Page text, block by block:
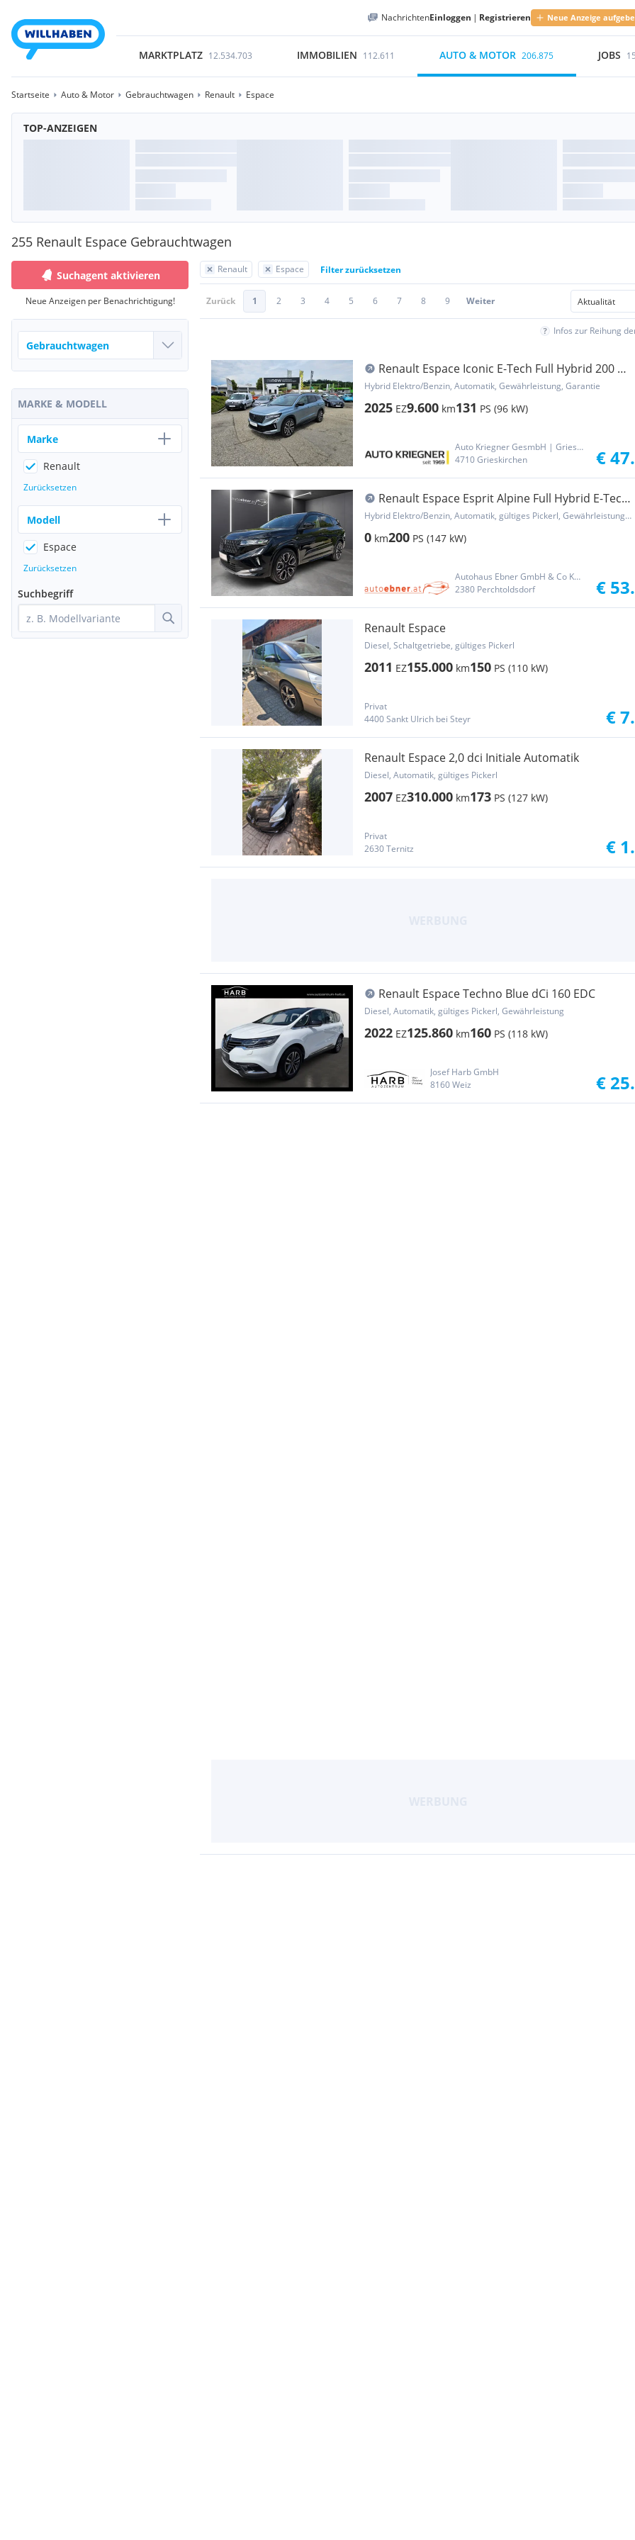
NachrichtenEinloggen | Registrieren Neue Anzeige
MARKTPLATZ 12.534.703 IMMOBILIEN 112.611 AUTO & MOTOR 206.875 JOBS
Startseite Auto & Motor Gebrauchtwagen Renault Espace
TOP-ANZEIGEN
255 Renault Espace Gebrauchtwagen
Renault Espace Filter zurücksetzen
Zurück 1 2 3 4 5 6 7 8 9 Weiter
Infos zur Reihung
Renault Espace Iconic E-Tech Full Hybrid 200 7-
Sitzer (...
Hybrid Elektro/Benzin, Automatik, Gewährleistung, Garantie
2025 EZ9.600 km131 PS (96 kW)
Auto Kriegner GesmbH | Grieskirchen
4710 Grieskirchen
€
Renault Espace Esprit Alpine Full Hybrid E-Tech
200 7-S...
Hybrid Elektro/Benzin, Automatik, gültiges Pickerl, Gewährleistung, Garantie
0 km200 PS (147 kW)
Autohaus Ebner GmbH & Co KG Group
2380 Perchtoldsdorf
€
Renault Espace
Diesel, Schaltgetriebe, gültiges Pickerl
2011 EZ155.000 km150 PS (110 kW)
Privat
4400 Sankt Ulrich bei Steyr
€
Renault Espace 2,0 dci Initiale Automatik
Diesel, Automatik, gültiges Pickerl
2007 EZ310.000 km173 PS (127 kW)
Privat
2630 Ternitz
€
Renault Espace Techno Blue dCi 160 EDC
Diesel, Automatik, gültiges Pickerl, Gewährleistung
2022 EZ125.860 km160 PS (118 kW)
Josef Harb GmbH
8160 Weiz
€
Suchagent aktivieren
Neue Anzeigen per Benachrichtigung!
MARKE & MODELL
Marke
Renault
Zurücksetzen
Modell
Espace
Zurücksetzen
Suchbegriff